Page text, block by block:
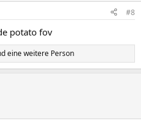
#8
potato fov
eine weitere Person